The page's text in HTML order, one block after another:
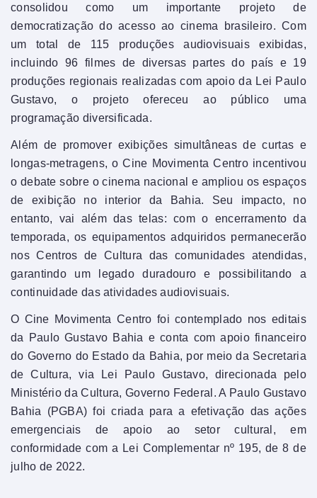
consolidou como um importante projeto de
democratização do acesso ao cinema brasileiro. Com
um total de 115 produções audiovisuais exibidas,
incluindo 96 filmes de diversas partes do país e 19
produções regionais realizadas com apoio da Lei Paulo
Gustavo, o projeto ofereceu ao público uma
programação diversificada.
Além de promover exibições simultâneas de curtas e
longas-metragens, o Cine Movimenta Centro incentivou
o debate sobre o cinema nacional e ampliou os espaços
de exibição no interior da Bahia. Seu impacto, no
entanto, vai além das telas: com o encerramento da
temporada, os equipamentos adquiridos permanecerão
nos Centros de Cultura das comunidades atendidas,
garantindo um legado duradouro e possibilitando a
continuidade das atividades audiovisuais.
O Cine Movimenta Centro foi contemplado nos editais
da Paulo Gustavo Bahia e conta com apoio financeiro
do Governo do Estado da Bahia, por meio da Secretaria
de Cultura, via Lei Paulo Gustavo, direcionada pelo
Ministério da Cultura, Governo Federal. A Paulo Gustavo
Bahia (PGBA) foi criada para a efetivação das ações
emergenciais de apoio ao setor cultural, em
conformidade com a Lei Complementar nº 195, de 8 de
julho de 2022.